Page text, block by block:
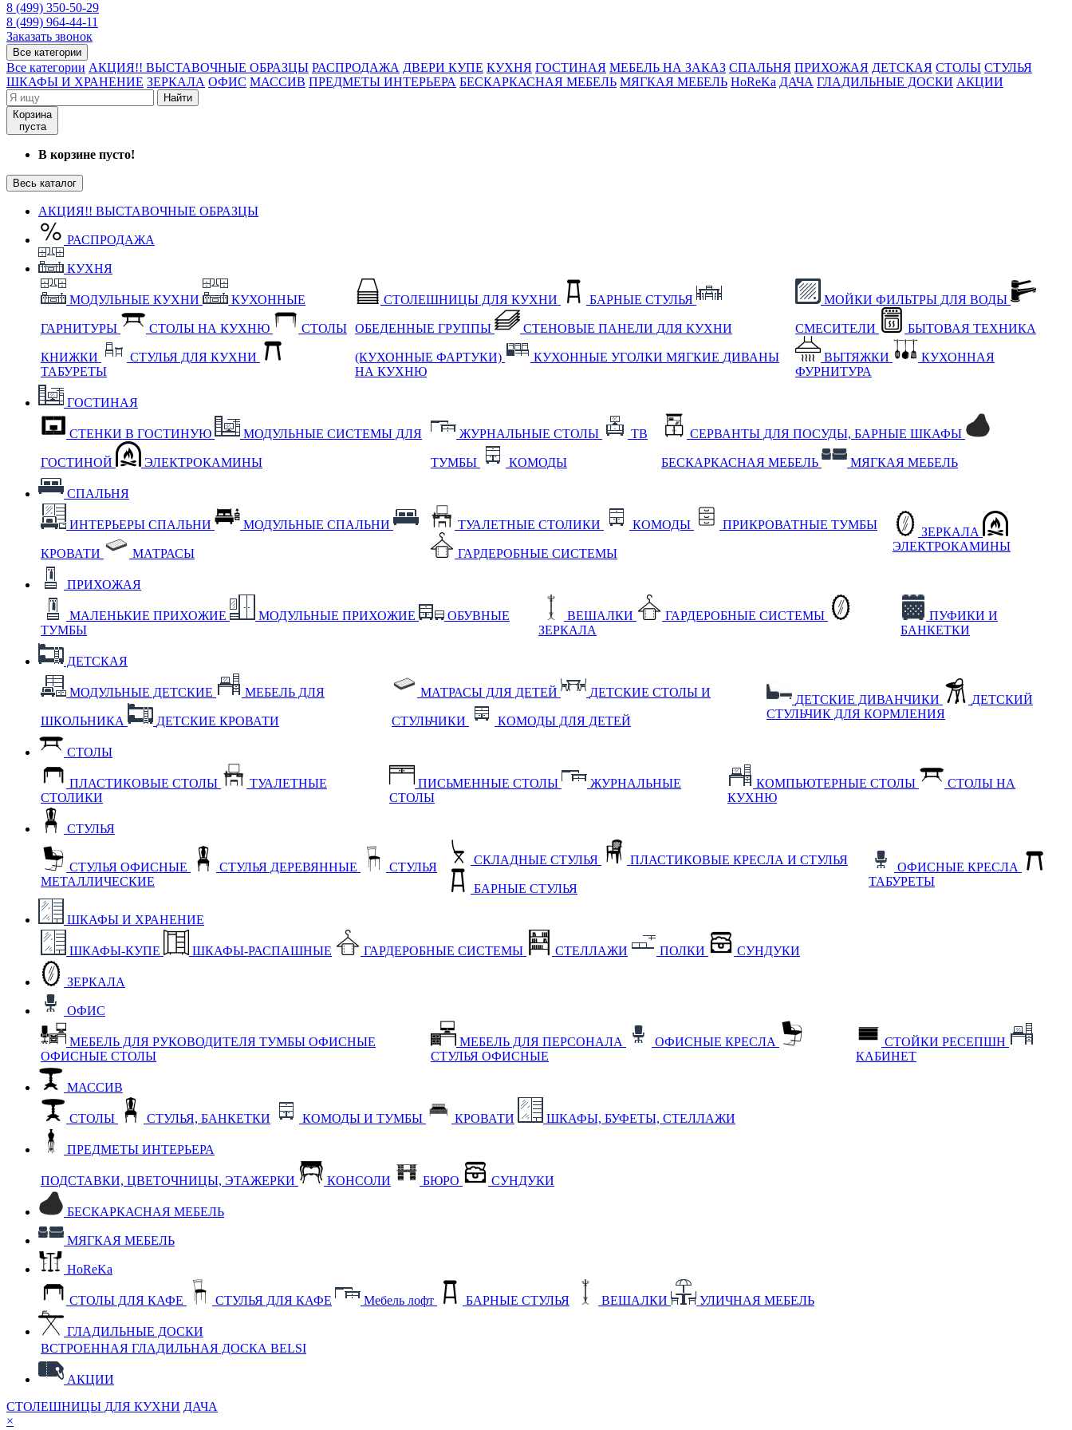
8 (499) 350-50-29
8 (499) 964-44-11
Заказать звонок
Все категории
Все категории АКЦИЯ!! ВЫСТАВОЧНЫЕ ОБРАЗЦЫ РАСПРОДАЖА ДВЕРИ КУПЕ КУХНЯ ГОСТИНАЯ МЕБЕЛЬ НА ЗАКАЗ СПАЛЬНЯ ПРИХОЖАЯ ДЕТСКАЯ СТОЛЫ СТУЛЬЯ
ШКАФЫ И ХРАНЕНИЕ ЗЕРКАЛА ОФИС МАССИВ ПРЕДМЕТЫ ИНТЕРЬЕРА БЕСКАРКАСНАЯ МЕБЕЛЬ МЯГКАЯ МЕБЕЛЬ HoReKa ДАЧА ГЛАДИЛЬНЫЕ ДОСКИ АКЦИИ
Найти
Корзина
пуста
В корзине пусто!
Весь каталог
АКЦИЯ!! ВЫСТАВОЧНЫЕ ОБРАЗЦЫ
РАСПРОДАЖА
КУХНЯ
МОДУЛЬНЫЕ КУХНИ КУХОННЫЕ
ГАРНИТУРЫ СТОЛЫ НА КУХНЮ СТОЛЫ
КНИЖКИ
СТУЛЬЯ ДЛЯ КУХНИ
ТАБУРЕТЫ
СТОЛЕШНИЦЫ ДЛЯ КУХНИ БАРНЫЕ СТУЛЬЯ
ОБЕДЕННЫЕ ГРУППЫ СТЕНОВЫЕ ПАНЕЛИ ДЛЯ КУХНИ
(КУХОННЫЕ ФАРТУКИ) КУХОННЫЕ УГОЛКИ МЯГКИЕ ДИВАНЫ
НА КУХНЮ
МОЙКИ ФИЛЬТРЫ ДЛЯ ВОДЫ
СМЕСИТЕЛИ БЫТОВАЯ ТЕХНИКА
ВЫТЯЖКИ
КУХОННАЯ
ФУРНИТУРА
ГОСТИНАЯ
СТЕНКИ В ГОСТИНУЮ МОДУЛЬНЫЕ СИСТЕМЫ ДЛЯ
ГОСТИНОЙ ЭЛЕКТРОКАМИНЫ
ЖУРНАЛЬНЫЕ СТОЛЫ ТВ
ТУМБЫ КОМОДЫ
СЕРВАНТЫ ДЛЯ ПОСУДЫ, БАРНЫЕ ШКАФЫ
БЕСКАРКАСНАЯ МЕБЕЛЬ МЯГКАЯ МЕБЕЛЬ
СПАЛЬНЯ
ИНТЕРЬЕРЫ СПАЛЬНИ МОДУЛЬНЫЕ СПАЛЬНИ
КРОВАТИ МАТРАСЫ
ТУАЛЕТНЫЕ СТОЛИКИ КОМОДЫ ПРИКРОВАТНЫЕ ТУМБЫ
ГАРДЕРОБНЫЕ СИСТЕМЫ
ЗЕРКАЛА
ЭЛЕКТРОКАМИНЫ
ПРИХОЖАЯ
МАЛЕНЬКИЕ ПРИХОЖИЕ МОДУЛЬНЫЕ ПРИХОЖИЕ
ОБУВНЫЕ
ТУМБЫ
ВЕШАЛКИ
ГАРДЕРОБНЫЕ СИСТЕМЫ
ЗЕРКАЛА
ПУФИКИ И
БАНКЕТКИ
ДЕТСКАЯ
МОДУЛЬНЫЕ ДЕТСКИЕ МЕБЕЛЬ ДЛЯ
ШКОЛЬНИКА ДЕТСКИЕ КРОВАТИ
МАТРАСЫ ДЛЯ ДЕТЕЙ ДЕТСКИЕ СТОЛЫ И
СТУЛЬЧИКИ КОМОДЫ ДЛЯ ДЕТЕЙ
ДЕТСКИЕ ДИВАНЧИКИ
ДЕТСКИЙ
СТУЛЬЧИК ДЛЯ КОРМЛЕНИЯ
СТОЛЫ
ПЛАСТИКОВЫЕ СТОЛЫ
ТУАЛЕТНЫЕ
СТОЛИКИ
ПИСЬМЕННЫЕ СТОЛЫ
ЖУРНАЛЬНЫЕ
СТОЛЫ
КОМПЬЮТЕРНЫЕ СТОЛЫ
СТОЛЫ НА
КУХНЮ
СТУЛЬЯ
СТУЛЬЯ ОФИСНЫЕ СТУЛЬЯ ДЕРЕВЯННЫЕ
СТУЛЬЯ
МЕТАЛЛИЧЕСКИЕ
СКЛАДНЫЕ СТУЛЬЯ ПЛАСТИКОВЫЕ КРЕСЛА И СТУЛЬЯ
БАРНЫЕ СТУЛЬЯ
ОФИСНЫЕ КРЕСЛА
ТАБУРЕТЫ
ШКАФЫ И ХРАНЕНИЕ
ШКАФЫ-КУПЕ ШКАФЫ-РАСПАШНЫЕ ГАРДЕРОБНЫЕ СИСТЕМЫ СТЕЛЛАЖИ ПОЛКИ СУНДУКИ
ЗЕРКАЛА
ОФИС
МЕБЕЛЬ ДЛЯ РУКОВОДИТЕЛЯ ТУМБЫ ОФИСНЫЕ
ОФИСНЫЕ СТОЛЫ
МЕБЕЛЬ ДЛЯ ПЕРСОНАЛА
ОФИСНЫЕ КРЕСЛА
СТУЛЬЯ ОФИСНЫЕ
СТОЙКИ РЕСЕПШН
КАБИНЕТ
МАССИВ
СТОЛЫ СТУЛЬЯ, БАНКЕТКИ КОМОДЫ И ТУМБЫ КРОВАТИ ШКАФЫ, БУФЕТЫ, СТЕЛЛАЖИ
ПРЕДМЕТЫ ИНТЕРЬЕРА
ПОДСТАВКИ, ЦВЕТОЧНИЦЫ, ЭТАЖЕРКИ КОНСОЛИ БЮРО СУНДУКИ
БЕСКАРКАСНАЯ МЕБЕЛЬ
МЯГКАЯ МЕБЕЛЬ
HoReKa
СТОЛЫ ДЛЯ КАФЕ СТУЛЬЯ ДЛЯ КАФЕ Мебель лофт БАРНЫЕ СТУЛЬЯ ВЕШАЛКИ УЛИЧНАЯ МЕБЕЛЬ
ГЛАДИЛЬНЫЕ ДОСКИ
ВСТРОЕННАЯ ГЛАДИЛЬНАЯ ДОСКА BELSI
АКЦИИ
СТОЛЕШНИЦЫ ДЛЯ КУХНИ ДАЧА
×